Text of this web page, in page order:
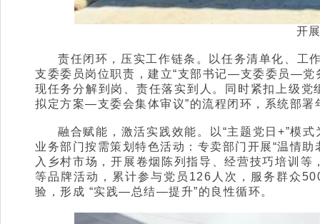
开
责任闭环，压实工作链条。以任务清单化、工
支委委员岗位职责，建立“支部书记—支委委员—
现任务分解到岗、责任落实到人。同时紧扣上级党
拟定方案—支委会集体审议”的流程闭环，系统部署
融合赋能，激活实践效能。以“主题党日+”模
业务部门按需策划特色活动：专卖部门开展“温情
入乡村市场，开展卷烟陈列指导、经营技巧培训
等品牌活动，累计参与党员126人次，服务群众
验，形成 “实践—总结—提升”的良性循环。